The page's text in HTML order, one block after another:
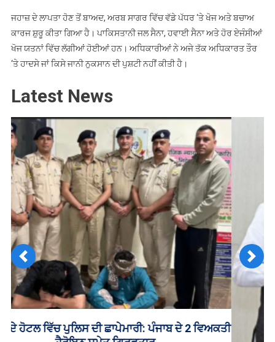
ਜਹਾਜ਼ ਦੇ ਲਾਪਤਾ ਹੋਣ ਤੋਂ ਬਾਅਦ, ਅਰਬ ਸਾਗਰ ਵਿੱਚ ਵੱਡੇ ਪੱਧਰ ‘ਤੇ ਖੋਜ ਅਤੇ ਬਚਾਅ
ਕਾਰਜ ਸ਼ੁਰੂ ਕੀਤਾ ਗਿਆ ਹੈ। ਪਾਕਿਸਤਾਨੀ ਜਲ ਸੈਨਾ, ਹਵਾਈ ਸੈਨਾ ਅਤੇ ਹੋਰ ਏਜੰਸੀਆਂ
ਖੋਜ ਯਤਨਾਂ ਵਿੱਚ ਲੱਗੀਆਂ ਹੋਈਆਂ ਹਨ। ਅਧਿਕਾਰੀਆਂ ਨੇ ਅਜੇ ਤੱਕ ਅਧਿਕਾਰਤ ਤੌਰ
‘ਤੇ ਹਾਦਸੇ ਜਾਂ ਕਿਸੇ ਜਾਨੀ ਨੁਕਸਾਨ ਦੀ ਪੁਸ਼ਟੀ ਨਹੀਂ ਕੀਤੀ ਹੈ।
Latest News
Previous Next